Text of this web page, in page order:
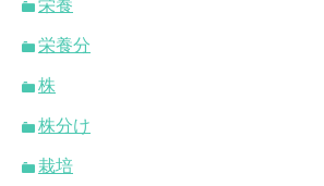
栄養
栄養分
株
株分け
栽培